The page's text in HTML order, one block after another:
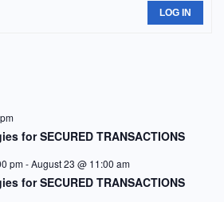
LOG IN
for SECURED TRANSACTIONS
pm-August 23 @ 11:00 am
for SECURED TRANSACTIONS